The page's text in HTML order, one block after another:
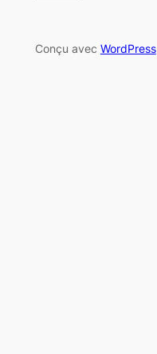
Conçu avec WordPress